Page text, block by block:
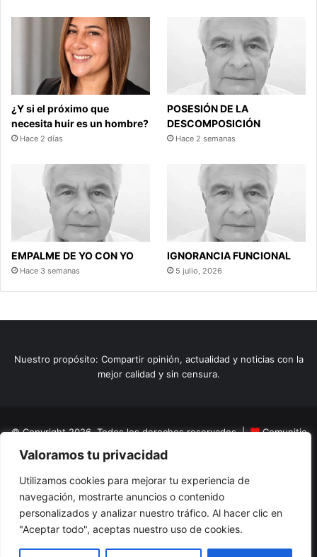
Valoramos tu privacidad
Utilizamos cookies para mejorar tu experiencia de
navegación, mostrarte anuncios o contenido
personalizados y analizar nuestro tráfico. Al hacer clic en
"Aceptar todo", aceptas nuestro uso de cookies.
¿Y si el próximo que
necesita huir es un hombre?
Hace 2 días
POSESIÓN DE LA
DESCOMPOSICIÓN
Hace 2 semanas
EMPALME DE YO CON YO
Hace 3 semanas
IGNORANCIA FUNCIONAL
5 julio, 2026
Nuestro propósito: Compartir opinión, actualidad y noticias con la
mejor calidad y sin censura.
© Copyright 2026, Todos los derechos reservados |
Comunitic
SAS BICNit 901228106
Home
Actualidad Variedades Opinion Turismo
El Tinteadero
Caricaturas Reportajes
FacebookYouTubeInstagram